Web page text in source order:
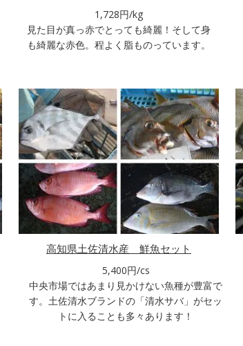
1,728円/kg
見た目が真っ赤でとっても綺麗！そして身
も綺麗な赤色。程よく脂ものっています。
高知県土佐清水産 鮮魚セット
5,400円/cs
中央市場ではあまり見かけない魚種が豊富で
す。土佐清水ブランドの「清水サバ」がセッ
トに入ることも多々あります！